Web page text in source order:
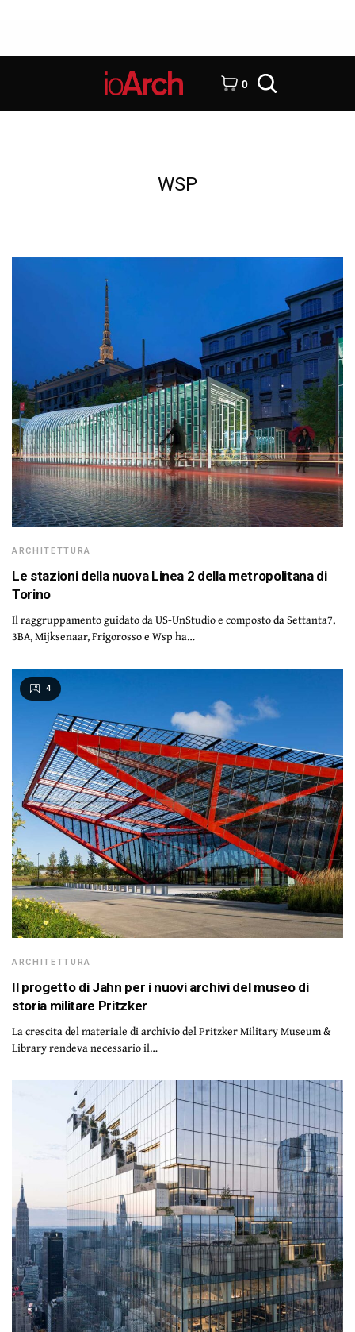
0
WSP
ARCHITETTURA
Le stazioni della nuova Linea 2 della metropolitana di
Torino
Il raggruppamento guidato da US-UnStudio e composto da Settanta7,
3BA, Mijksenaar, Frigorosso e Wsp ha…
4
ARCHITETTURA
Il progetto di Jahn per i nuovi archivi del museo di
storia militare Pritzker
La crescita del materiale di archivio del Pritzker Military Museum &
Library rendeva necessario il…